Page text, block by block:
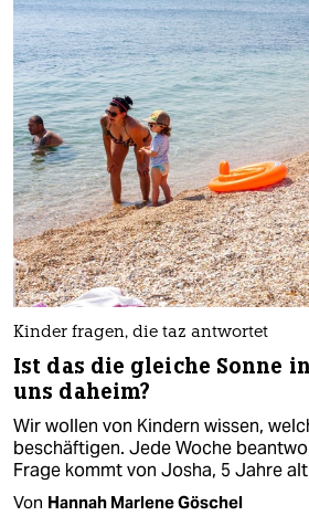
Kinder fragen, die taz antwortet
Ist das die gleiche Sonne
uns daheim?
Wir wollen von Kindern wissen,
beschäftigen. Jede Woche
Frage kommt von Josha, 5 Jahre
Von Hannah Marlene Göschel